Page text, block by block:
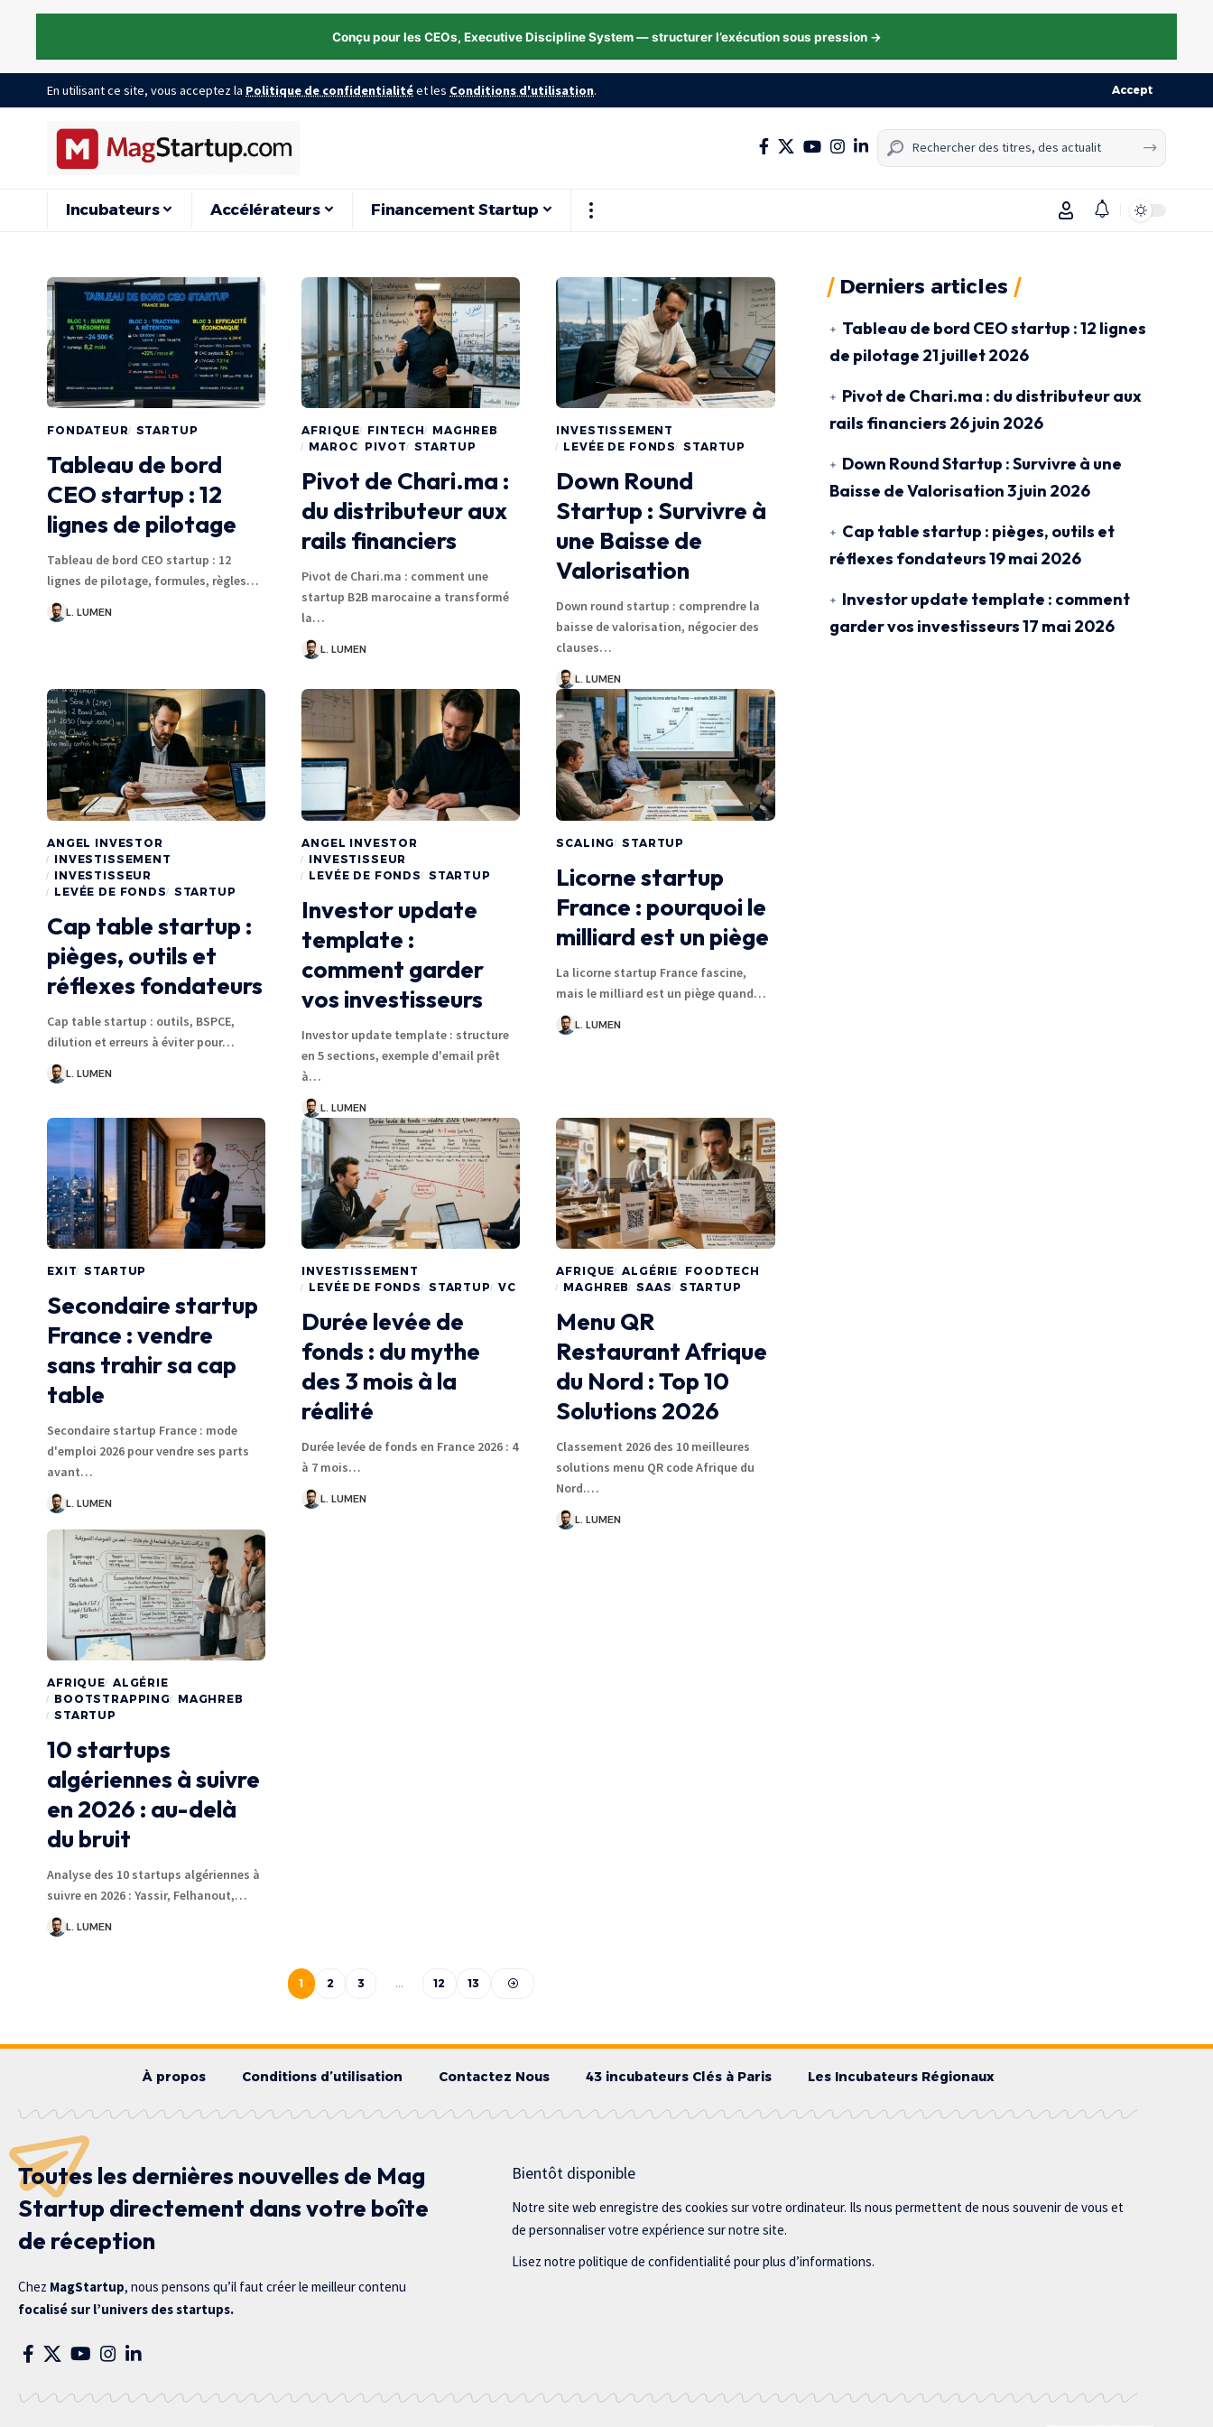
Conçu pour les CEOs, Executive Discipline System — structurer l’exécution sous pression →
En utilisant ce site, vous acceptez la Politique de confidentialitéet les Conditions d'utilisation. Accept
Incubateurs Accélérateurs Financement Startup
FONDATEUR STARTUP
Tableau de bord
CEO startup : 12
lignes de pilotage
Tableau de bord CEO startup : 12
lignes de pilotage, formules, règles…
L. LUMEN
AFRIQUE FINTECH
MAGHREB
MAROC PIVOT STARTUP
Pivot de Chari.ma :
du distributeur aux
rails financiers
Pivot de Chari.ma : comment une
startup B2B marocaine a transformé
la…
L. LUMEN
INVESTISSEMENT
LEVÉE DE FONDS STARTUP
Down Round
Startup : Survivre à
une Baisse de
Valorisation
Down round startup : comprendre la
baisse de valorisation, négocier des
clauses…
L. LUMEN
ANGEL INVESTOR
INVESTISSEMENT
INVESTISSEUR
LEVÉE DE FONDS STARTUP
Cap table startup :
pièges, outils et
réflexes fondateurs
Cap table startup : outils, BSPCE,
dilution et erreurs à éviter pour…
L. LUMEN
ANGEL INVESTOR
INVESTISSEUR
LEVÉE DE FONDS STARTUP
Investor update
template :
comment garder
vos investisseurs
Investor update template : structure
en 5 sections, exemple d'email prêt
à…
L. LUMEN
SCALING STARTUP
Licorne startup
France : pourquoi le
milliard est un piège
La licorne startup France fascine,
mais le milliard est un piège quand…
L. LUMEN
EXIT STARTUP
Secondaire startup
France : vendre
sans trahir sa cap
table
Secondaire startup France : mode
d'emploi 2026 pour vendre ses parts
avant…
L. LUMEN
INVESTISSEMENT
LEVÉE DE FONDS STARTUP VC
Durée levée de
fonds : du mythe
des 3 mois à la
réalité
Durée levée de fonds en France 2026 : 4
à 7 mois…
L. LUMEN
AFRIQUE ALGÉRIE FOODTECH
MAGHREB SAAS STARTUP
Menu QR
Restaurant Afrique
du Nord : Top 10
Solutions 2026
Classement 2026 des 10 meilleures
solutions menu QR code Afrique du
Nord.…
L. LUMEN
AFRIQUE ALGÉRIE
BOOTSTRAPPING
MAGHREB
STARTUP
10 startups
algériennes à suivre
en 2026 : au-delà
du bruit
Analyse des 10 startups algériennes à
suivre en 2026 : Yassir, Felhanout,…
L. LUMEN
1 2 3 … 12 13
Derniers articles
Tableau de bord CEO startup : 12 lignes
de pilotage 21 juillet 2026
Pivot de Chari.ma : du distributeur aux
rails financiers 26 juin 2026
Down Round Startup : Survivre à une
Baisse de Valorisation3 juin 2026
Cap table startup : pièges, outils et
réflexes fondateurs19 mai 2026
Investor update template : comment
garder vos investisseurs17 mai 2026
À propos Conditions d’utilisation Contactez Nous 43 incubateurs Clés à Paris Les Incubateurs Régionaux
Toutes les dernières nouvelles de Mag
Startup directement dans votre boîte
de réception
Chez MagStartup, nous pensons qu’il faut créer le meilleur contenu
focalisé sur l’univers des startups.
Bientôt disponible
Notre site web enregistre des cookies sur votre ordinateur. Ils nous permettent de nous souvenir de vous et
de personnaliser votre expérience sur notre site.
Lisez notre politique de confidentialité pour plus d’informations.